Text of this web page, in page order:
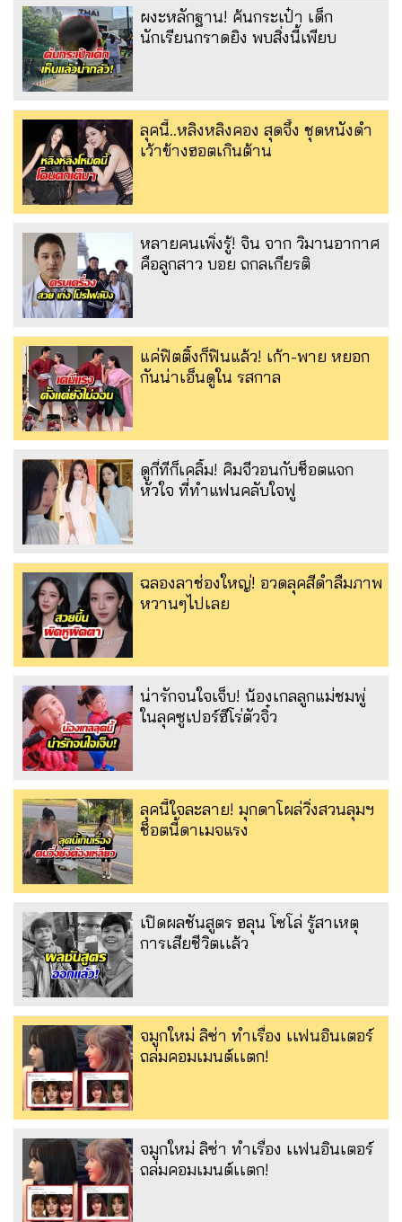
ผงะหลักฐาน! ค้นกระเป๋า เด็ก
นักเรียนกราดยิง พบสิ่งนี้เพียบ
ลุคนี้..หลิงหลิงคอง สุดจึ้ง ชุดหนังดำ
เว้าข้างฮอตเกินต้าน
หลายคนเพิ่งรู้! จิน จาก วิมานอากาศ
คือลูกสาว บอย ถกลเกียรติ
แค่ฟิตติ้งก็ฟินแล้ว! เก้า-พาย หยอก
กันน่าเอ็นดูใน รสกาล
ดูกี่ทีก็เคลิ้ม! คิมจีวอนกับช็อตแจก
หัวใจ ที่ทำแฟนคลับใจฟู
ฉลองลาช่องใหญ่! อวดลุคสีดำลืมภาพ
หวานๆไปเลย
น่ารักจนใจเจ็บ! น้องเกลลูกแม่ชมพู่
ในลุคซูเปอร์ฮีโร่ตัวจิ๋ว
ลุคนี้ใจละลาย! มุกดาโผล่วิ่งสวนลุมฯ
ช็อตนี้ดาเมจแรง
เปิดผลชันสูตร ฮลุน โซโล่ รู้สาเหตุ
การเสียชีวิตเเล้ว
จมูกใหม่ ลิซ่า ทำเรื่อง เเฟนอินเตอร์
ถล่มคอมเมนต์เเตก!
จมูกใหม่ ลิซ่า ทำเรื่อง เเฟนอินเตอร์
ถล่มคอมเมนต์เเตก!